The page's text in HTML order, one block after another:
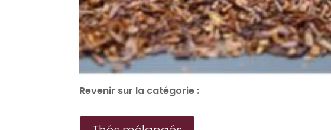
Revenir sur la catégorie :